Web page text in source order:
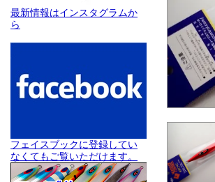
最新情報はインスタグラムか
ら
フェイスブックに登録してい
なくてもご覧いただけます。